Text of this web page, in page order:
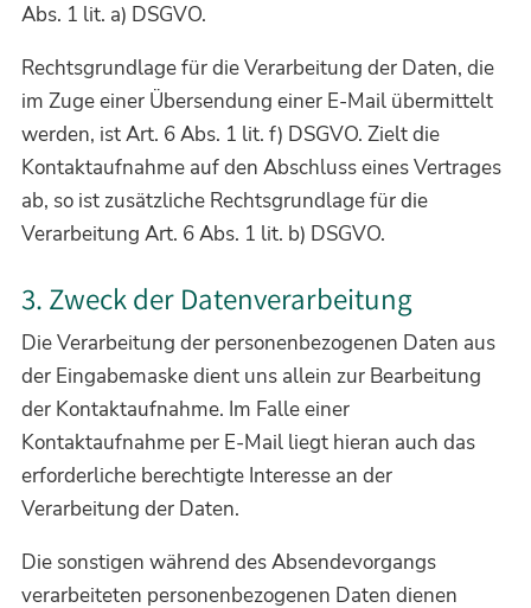
Abs. 1 lit. a) DSGVO.
Rechtsgrundlage für die Verarbeitung der Daten, die
im Zuge einer Übersendung einer E-Mail übermittelt
werden, ist Art. 6 Abs. 1 lit. f) DSGVO. Zielt die
Kontaktaufnahme auf den Abschluss eines Vertrages
ab, so ist zusätzliche Rechtsgrundlage für die
Verarbeitung Art. 6 Abs. 1 lit. b) DSGVO.
3. Zweck der Datenverarbeitung
Die Verarbeitung der personenbezogenen Daten aus
der Eingabemaske dient uns allein zur Bearbeitung
der Kontaktaufnahme. Im Falle einer
Kontaktaufnahme per E-Mail liegt hieran auch das
erforderliche berechtigte Interesse an der
Verarbeitung der Daten.
Die sonstigen während des Absendevorgangs
verarbeiteten personenbezogenen Daten dienen